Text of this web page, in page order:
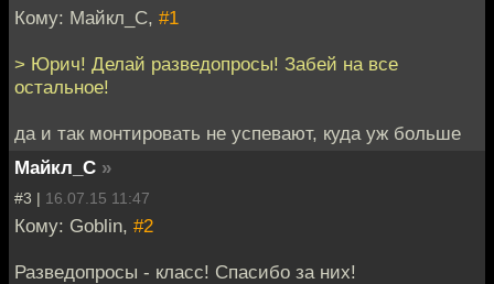
Кому: Майкл_С, #1
> Юрич! Делай разведопросы! Забей на все
остальное!
да и так монтировать не успевают, куда уж больше
Майкл_С »
#3 | 16.07.15 11:47
Кому: Goblin, #2
Разведопросы - класс! Спасибо за них!